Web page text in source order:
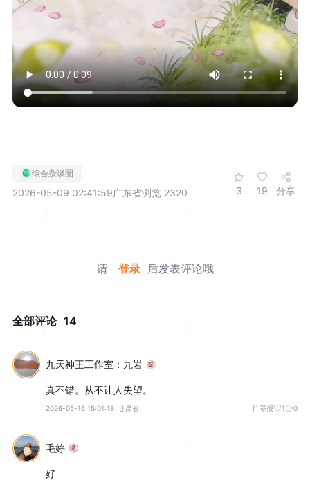
综合杂谈圈
2026-05-09 02:41:59广东省浏览 2320 3 19 分享
请 登录 后发表评论哦
全部评论 14
九天神王工作室：九岩
真不错。从不让人失望。
2026-05-16 15:01:18 甘肃省 举报 1 0
毛婷
好